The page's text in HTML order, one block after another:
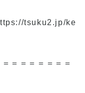
tsuku2.jp/ke
＝＝＝＝＝＝＝